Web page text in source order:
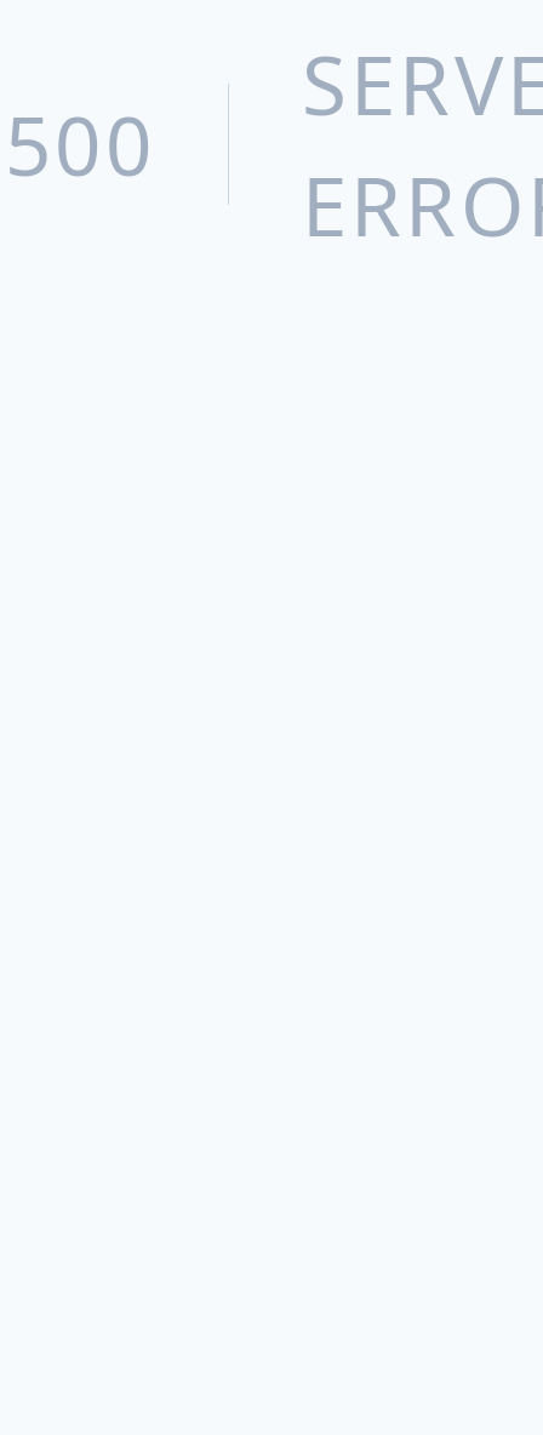
Epic Pharma, LLC
北京巴瑞医疗器械有限公司
武汉天润健康产品有限公司
500